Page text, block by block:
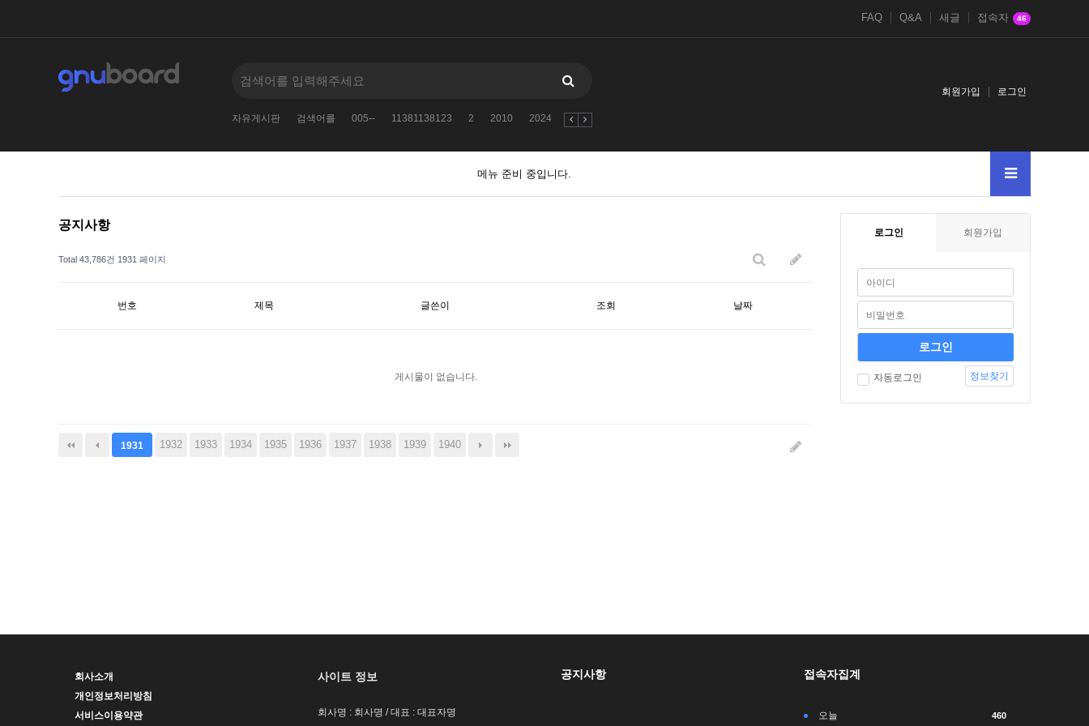
FAQ Q&A 새글 접속자 46
자유게시판 검색어를 005-- 11381138123 2 2010 2024 자유게시판
회원가입 로그인
메뉴 준비 중입니다.
공지사항
Total 43,786건 1931 페이지
번호 제목 글쓴이 조회 날짜
게시물이 없습니다.
1931 1932 1933 1934 1935 1936 1937 1938 1939 1940
다음 맨끝
로그인 회원가입
자동로그인 정보찾기
회사소개
개인정보처리방침
서비스이용약관
사이트 정보
회사명 : 회사명 / 대표 : 대표자명
공지사항 접속자집계
오늘 460